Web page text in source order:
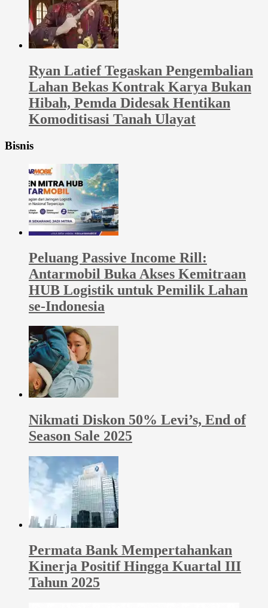
Ryan Latief Tegaskan Pengembalian
Lahan Bekas Kontrak Karya Bukan
Hibah, Pemda Didesak Hentikan
Komoditisasi Tanah Ulayat
Bisnis
Peluang Passive Income Rill:
Antarmobil Buka Akses Kemitraan
HUB Logistik untuk Pemilik Lahan
se-Indonesia
Nikmati Diskon 50% Levi’s, End of
Season Sale 2025
Permata Bank Mempertahankan
Kinerja Positif Hingga Kuartal III
Tahun 2025